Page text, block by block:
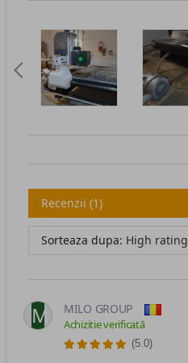
Recenzii (1)
Sorteaza dupa: High rating
M MILO GROUP
Achizitie verificată
(5.0)